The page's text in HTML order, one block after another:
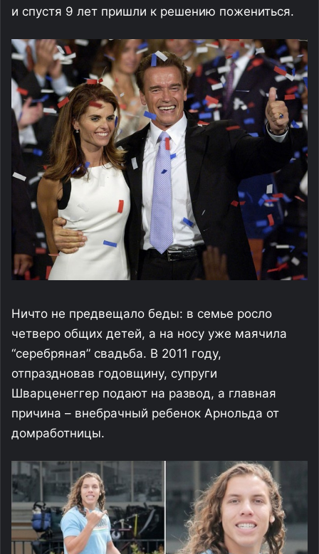
и спустя 9 лет пришли к решению пожениться.
Ничто не предвещало беды: в семье росло
четверо общих детей, а на носу уже маячила
“серебряная” свадьба. В 2011 году,
отпраздновав годовщину, супруги
Шварценеггер подают на развод, а главная
причина – внебрачный ребенок Арнольда от
домработницы.